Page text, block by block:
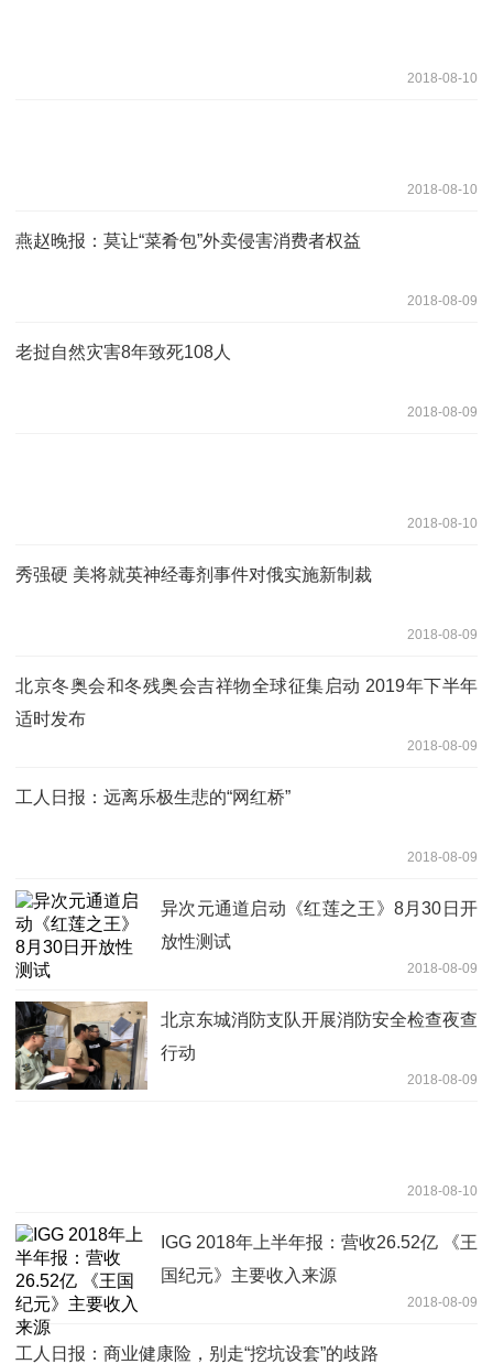
2018-08-10
2018-08-10
燕赵晚报：莫让“菜肴包”外卖侵害消费者权益
2018-08-09
老挝自然灾害8年致死108人
2018-08-09
2018-08-10
秀强硬 美将就英神经毒剂事件对俄实施新制裁
2018-08-09
北京冬奥会和冬残奥会吉祥物全球征集启动 2019年下半年
适时发布
2018-08-09
工人日报：远离乐极生悲的“网红桥”
2018-08-09
异次元通道启动《红莲之王》8月30日开
放性测试
2018-08-09
北京东城消防支队开展消防安全检查夜查
行动
2018-08-09
2018-08-10
IGG 2018年上半年报：营收26.52亿 《王
国纪元》主要收入来源
2018-08-09
工人日报：商业健康险，别走“挖坑设套”的歧路